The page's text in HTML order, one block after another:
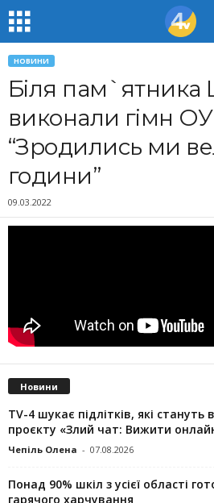
НОВИНИ
Біля пам`ятника
виконали гімн
“Зродились ми
години”
09.03.2022
Новини
TV-4 шукає підлітків, які
проєкту «Злий чат: Вижити
Чепіль Олена - 07.08.2026
Понад 90% шкіл з усієї області
гарячого харчування